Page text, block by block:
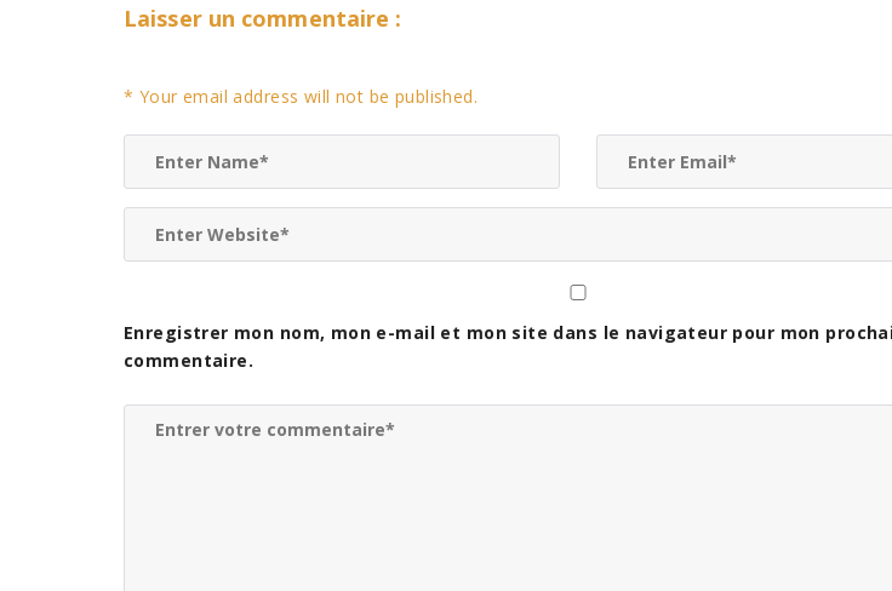
e
o
o
k
s
p
p
te e
n
e
g
er
n
k
Laisser un commentaire :
* Your email address will not be published.
Enregistrer mon nom, mon e-mail et mon site dans le navigateur pour mon
commentaire.